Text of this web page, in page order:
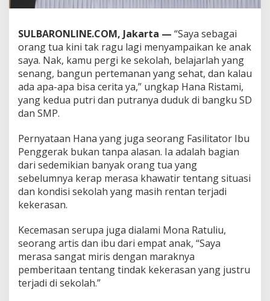
K
P
H
a
d
i
r
k
a
a
s
a
A
m
a
r
i
K
e
SULBARONLINE.COM, Jakarta — “Saya sebagai
orang tua kini tak ragu lagi menyampaikan ke anak
saya. Nak, kamu pergi ke sekolah, belajarlah yang
senang, bangun pertemanan yang sehat, dan kalau
ada apa-apa bisa cerita ya,” ungkap Hana Ristami,
yang kedua putri dan putranya duduk di bangku SD
dan SMP.
Pernyataan Hana yang juga seorang Fasilitator Ibu
Penggerak bukan tanpa alasan. Ia adalah bagian
dari sedemikian banyak orang tua yang
sebelumnya kerap merasa khawatir tentang situasi
dan kondisi sekolah yang masih rentan terjadi
kekerasan.
Kecemasan serupa juga dialami Mona Ratuliu,
seorang artis dan ibu dari empat anak, “Saya
merasa sangat miris dengan maraknya
pemberitaan tentang tindak kekerasan yang justru
terjadi di sekolah.”